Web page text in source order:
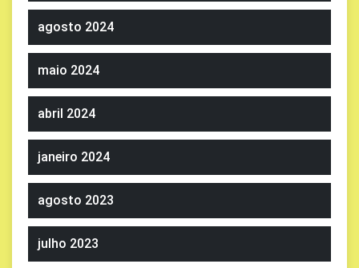
agosto 2024
maio 2024
abril 2024
janeiro 2024
agosto 2023
julho 2023